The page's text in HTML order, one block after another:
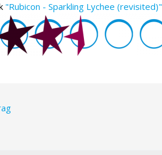
"Rubicon - Sparkling Lychee (revisited)"